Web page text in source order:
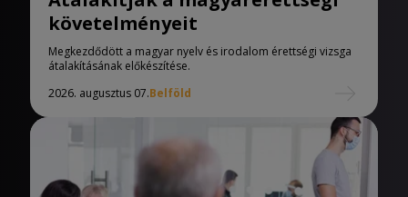
követelményeit
Megkezdődött a magyar nyelv és irodalom érettségi vizsga
átalakításának előkészítése.
2026. augusztus 07.Belföld